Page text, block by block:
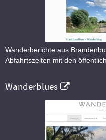
Wanderberichte aus
Abfahrtszeiten mit den
Wanderblues